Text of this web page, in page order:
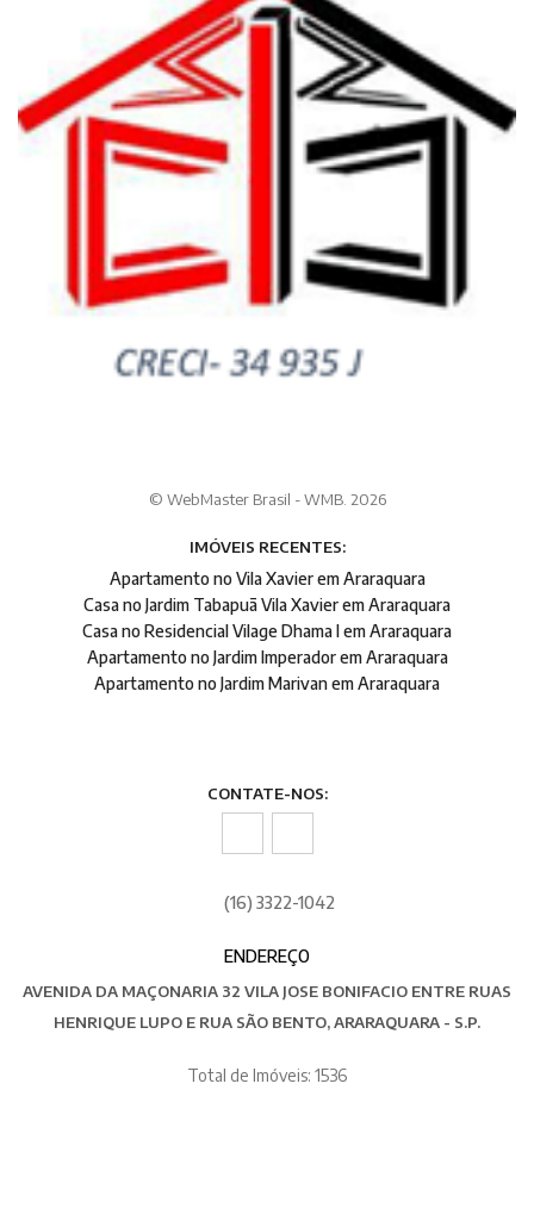
© WebMaster Brasil - WMB. 2026
IMÓVEIS RECENTES:
Apartamento no Vila Xavier em Araraquara
Casa no Jardim Tabapuã Vila Xavier em Araraquara
Casa no Residencial Vilage Dhama I em Araraquara
Apartamento no Jardim Imperador em Araraquara
Apartamento no Jardim Marivan em Araraquara
CONTATE-NOS:
(16) 3322-1042
ENDEREÇO
AVENIDA DA MAÇONARIA 32 VILA JOSE BONIFACIO ENTRE RUAS
HENRIQUE LUPO E RUA SÃO BENTO, ARARAQUARA - S.P.
Total de Imóveis: 1536